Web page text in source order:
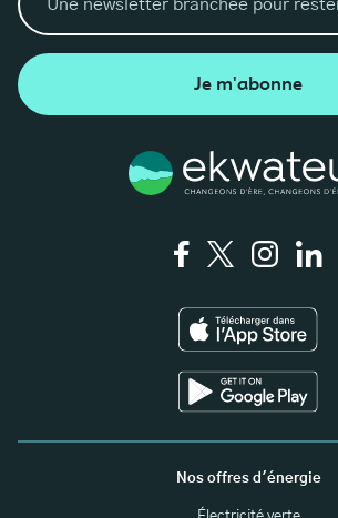
Je m'abonne
Nos offres d'énergie